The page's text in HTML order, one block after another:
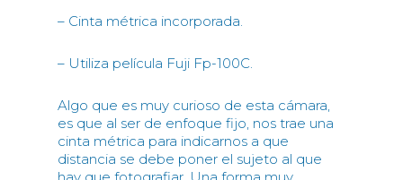
– Cinta métrica incorporada.
– Utiliza película Fuji Fp-100C.
Algo que es muy curioso de esta cámara,
es que al ser de enfoque fijo, nos trae una
cinta métrica para indicarnos a que
distancia se debe poner el sujeto al que